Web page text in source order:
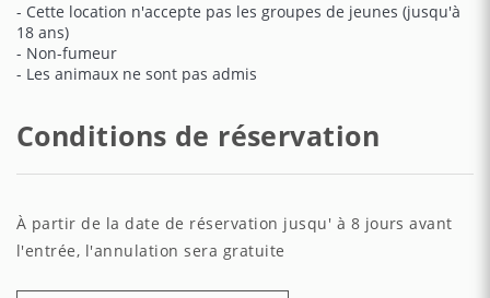
- Cette location n'accepte pas les groupes de jeunes (jusqu'à
18 ans)
- Non-fumeur
- Les animaux ne sont pas admis
Conditions de réservation
À partir de la date de réservation jusqu' à 8 jours avant
l'entrée, l'annulation sera gratuite